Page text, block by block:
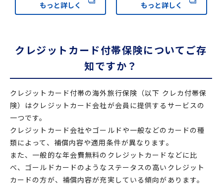
もっと詳しく
もっと詳しく
クレジットカード付帯保険についてご存
知ですか？
クレジットカード付帯の海外旅行保険（以下 クレカ付帯保
険）はクレジットカード会社が会員に提供するサービスの
一つです。
クレジットカード会社やゴールドや一般などのカードの種
類によって、補償内容や適用条件が異なります。
また、一般的な年会費無料のクレジットカードなどに比
べ、ゴールドカードのようなステータスの高いクレジット
カードの方が、補償内容が充実している傾向があります。